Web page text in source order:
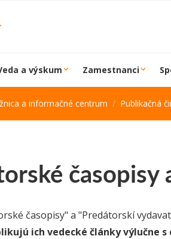
a výskum Zamestnanci
a informačné centrum Publikačná
časopisy
časopisy" a "Predátorskí
ich vedecké články výlučne